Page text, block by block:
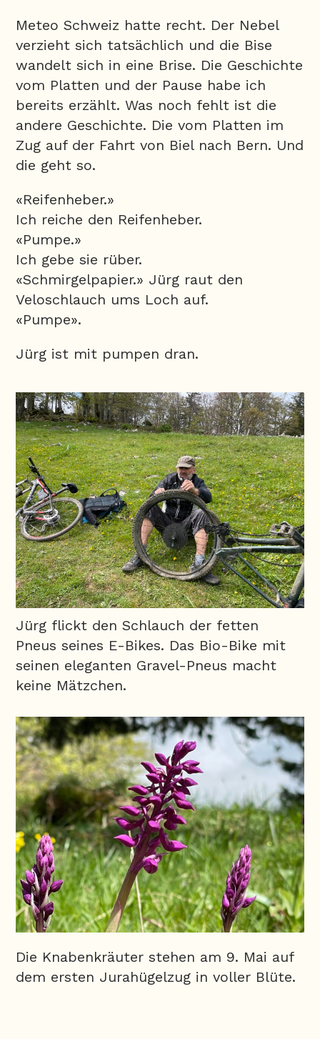
Meteo Schweiz hatte recht. Der Nebel
verzieht sich tatsächlich und die Bise
wandelt sich in eine Brise. Die Geschichte
vom Platten und der Pause habe ich
bereits erzählt. Was noch fehlt ist die
andere Geschichte. Die vom Platten im
Zug auf der Fahrt von Biel nach Bern. Und
die geht so.
«Reifenheber.»
Ich reiche den Reifenheber.
«Pumpe.»
Ich gebe sie rüber.
«Schmirgelpapier.» Jürg raut den
Veloschlauch ums Loch auf.
«Pumpe».
Jürg ist mit pumpen dran.
Jürg flickt den Schlauch der fetten
Pneus seines E-Bikes. Das Bio-Bike mit
seinen eleganten Gravel-Pneus macht
keine Mätzchen.
Die Knabenkräuter stehen am 9. Mai auf
dem ersten Jurahügelzug in voller Blüte.